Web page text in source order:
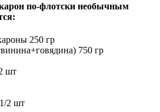
по-флотски необычным
250 гр
750 гр
шт
2 шт